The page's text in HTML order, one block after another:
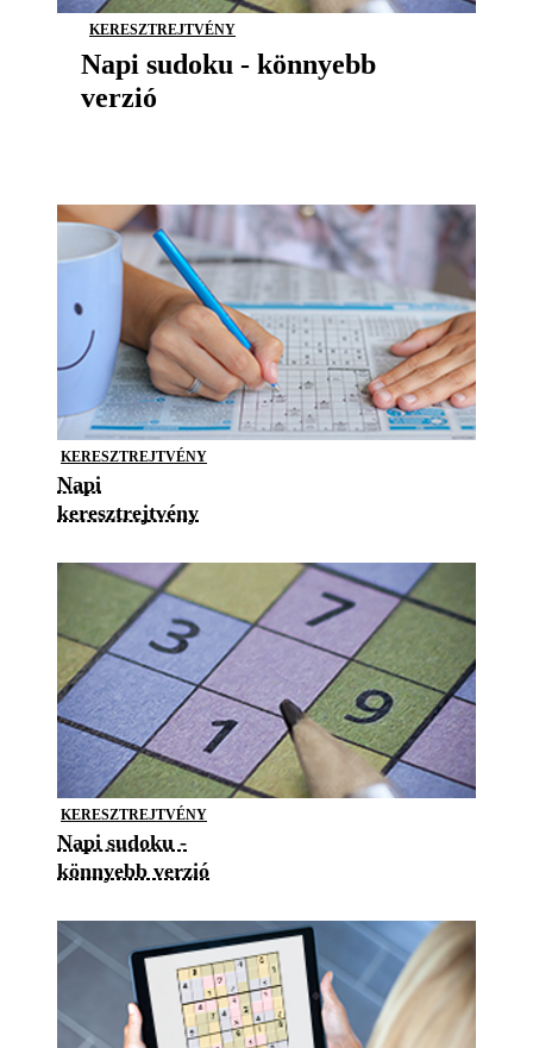
KERESZTREJTVÉNY
Napi sudoku - könnyebb
verzió
KERESZTREJTVÉNY
Napi
keresztrejtvény
KERESZTREJTVÉNY
Napi sudoku -
könnyebb verzió